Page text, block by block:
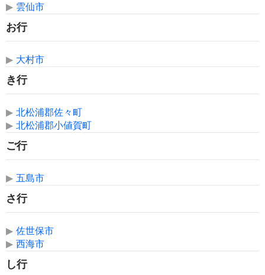
▶ 雲仙市
お行
▶ 大村市
き行
▶ 北松浦郡佐々町
▶ 北松浦郡小値賀町
ご行
▶ 五島市
さ行
▶ 佐世保市
▶ 西海市
し行